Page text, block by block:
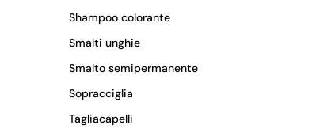
Shampoo colorante
Smalti unghie
Smalto semipermanente
Sopracciglia
Tagliacapelli